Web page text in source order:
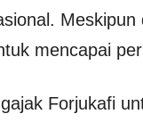
mencapai
Forjukafi